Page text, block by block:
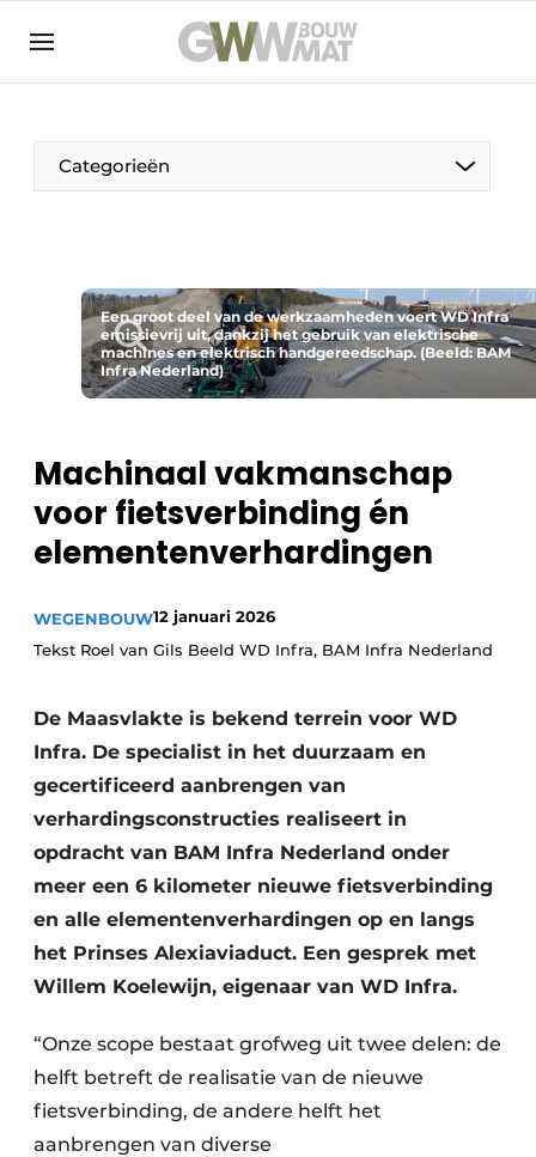
NL EN
Categorieën
De Pen
Vrouw in de bouw
Duurzaamheid & Innovatie
Fundering
Kopen/Huren/Leasen
Sloop & Recycling
Bouwtransport
Machines & Materieel
Een groot deel van de werkzaamheden voert WD Infra
emissievrij uit, dankzij het gebruik van elektrische
machines en elektrisch handgereedschap. (Beeld: BAM
Infra Nederland)
Machinaal vakmanschap
voor fietsverbinding én
elementenverhardingen
WEGENBOUW12 januari 2026
Tekst Roel van Gils Beeld WD Infra, BAM Infra Nederland
De Maasvlakte is bekend terrein voor WD
Infra. De specialist in het duurzaam en
gecertificeerd aanbrengen van
verhardingsconstructies realiseert in
opdracht van BAM Infra Nederland onder
meer een 6 kilometer nieuwe fietsverbinding
en alle elementenverhardingen op en langs
het Prinses Alexiaviaduct. Een gesprek met
Willem Koelewijn, eigenaar van WD Infra.
“Onze scope bestaat grofweg uit twee delen: de
helft betreft de realisatie van de nieuwe
fietsverbinding, de andere helft het
aanbrengen van diverse